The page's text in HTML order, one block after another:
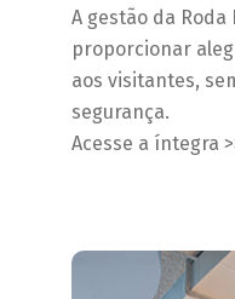
A gestão da
proporcionar
aos visitantes,
segurança.
Acesse a íntegra